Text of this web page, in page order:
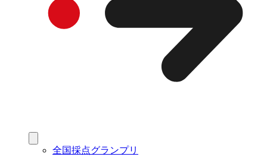
全国採点グランプリ